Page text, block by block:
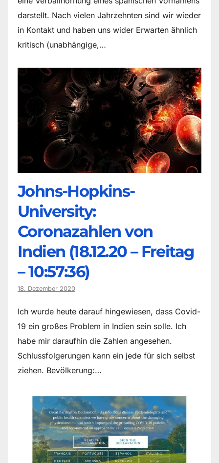
darstellt. Nach vielen Jahrzehnten sind wir wieder
in Kontakt und haben uns wider Erwarten ähnlich
kritisch (unabhängige,…
Johns-Hopkins-
University:
Coronazahlen von
Indien (18.12.20 – Freitag
– 10:57:36)
18. Dezember 2020
Ich wurde heute darauf hingewiesen, dass Covid-
19 ein großes Problem in Indien sein solle. Ich
habe mir daraufhin die Zahlen angesehen.
Schlussfolgerungen kann ein jede für sich selbst
ziehen. Bevölkerung:…